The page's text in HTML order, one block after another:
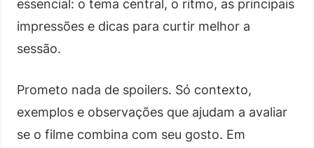
essencial: o tema central, o ritmo, as principais
impressões e dicas para curtir melhor a
sessão.
Prometo nada de spoilers. Só contexto,
exemplos e observações que ajudam a avaliar
se o filme combina com seu gosto. Em